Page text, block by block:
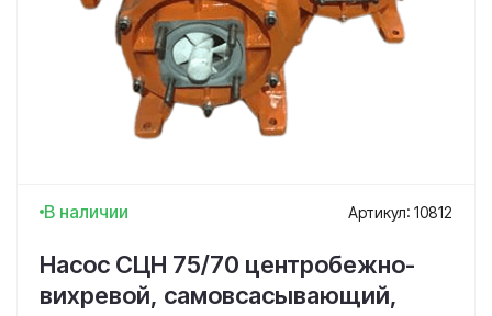
В наличии Артикул: 10812
Насос СЦН 75/70 центробежно-
вихревой, самовсасывающий,